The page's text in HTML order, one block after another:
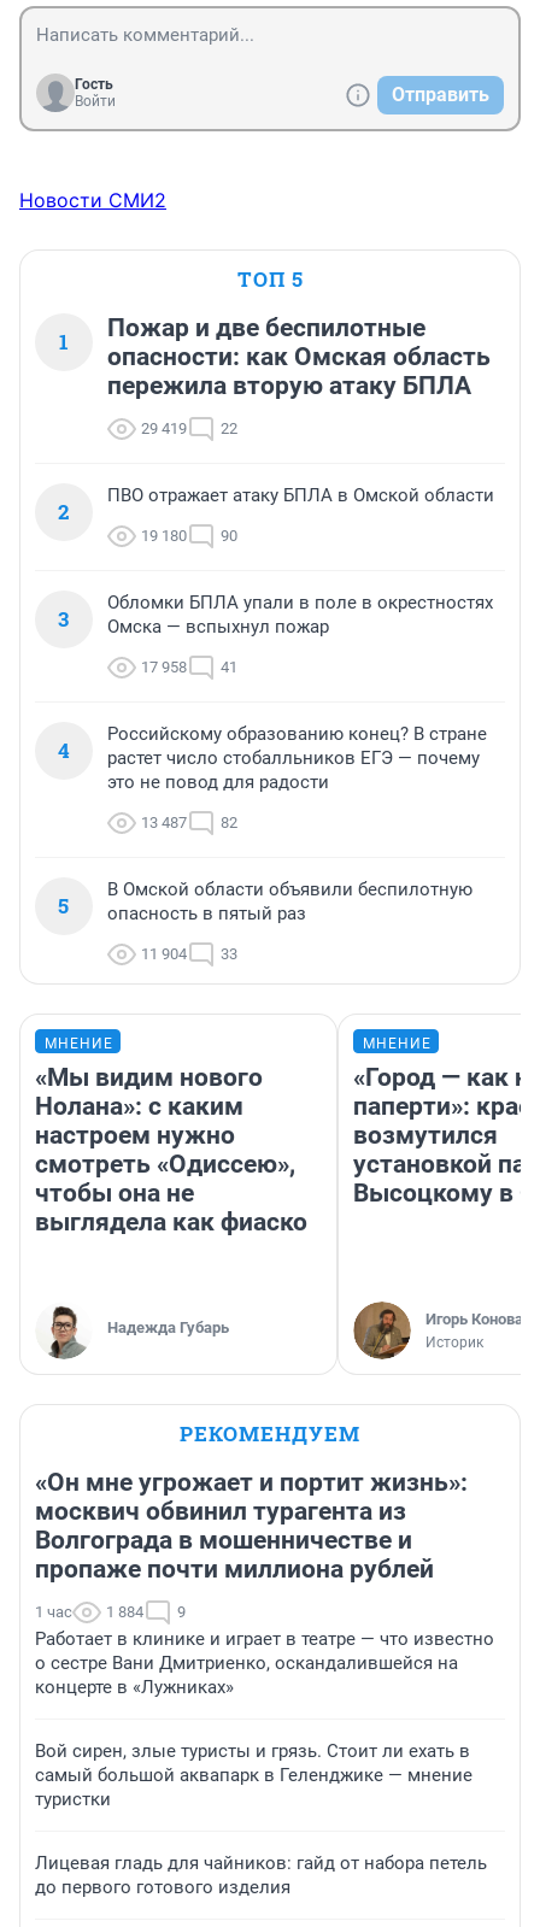
Гость
Войти
Отправить
Новости СМИ2
ТОП 5
1
Пожар и две беспилотные
опасности: как Омская область
пережила вторую атаку БПЛА
29 419 22
2
ПВО отражает атаку БПЛА в Омской области
19 180 90
3
Обломки БПЛА упали в поле в окрестностях
Омска — вспыхнул пожар
17 958 41
4
Российскому образованию конец? В стране
растет число стобалльников ЕГЭ — почему
это не повод для радости
13 487 82
5
В Омской области объявили беспилотную
опасность в пятый раз
11 904 33
МНЕНИЕ
«Мы видим нового
Нолана»: с каким
настроем нужно
смотреть «Одиссею»,
чтобы она не
выглядела как фиаско
Надежда Губарь
МНЕНИЕ
«Город — как
паперти»:
возмутился
установкой
Высоцкому в
Игорь
Историк
РЕКОМЕНДУЕМ
«Он мне угрожает и портит жизнь»:
москвич обвинил турагента из
Волгограда в мошенничестве и
пропаже почти миллиона рублей
1 час 1 884 9
Работает в клинике и играет в театре — что известно
о сестре Вани Дмитриенко, оскандалившейся на
концерте в «Лужниках»
Вой сирен, злые туристы и грязь. Стоит ли ехать в
самый большой аквапарк в Геленджике — мнение
туристки
Лицевая гладь для чайников: гайд от набора петель
до первого готового изделия